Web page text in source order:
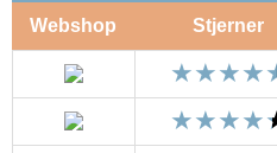
Webshop Stjerner